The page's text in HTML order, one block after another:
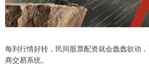
每到行情好转，民间股票配资就会蠢蠢欲动
商交易系统。